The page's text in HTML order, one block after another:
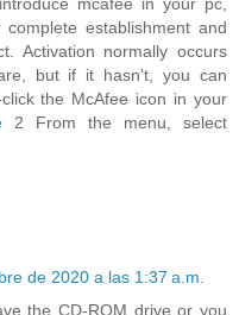
establishment and
Activation normally occurs
but if it hasn't, you can
the McAfee icon in your
2 From the menu, select
de 2020 a las 1:37 a.m.
the CD-ROM drive or you